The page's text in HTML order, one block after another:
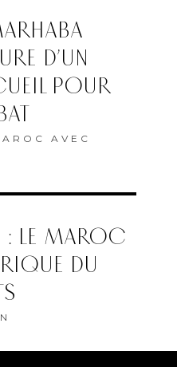
D’UN
POUR
AVEC
: LE MAROC
DU